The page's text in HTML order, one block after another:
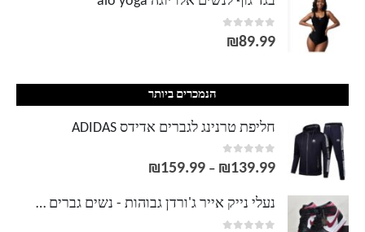
0
out of 5
₪89.99
הנמכרים ביותר
חליפת טרנינג לגברים אדידס ADIDAS
0
out of 5
₪139.99
–
₪159.99
נעלי נייק אייר ג'ורדן גבוהות - נשים גברים NIKE AIR JORDAN